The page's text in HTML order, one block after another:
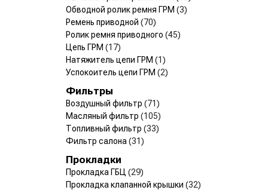
Обводной ролик ремня ГРМ (3)
Ремень приводной (70)
Ролик ремня приводного (45)
Цепь ГРМ (17)
Натяжитель цепи ГРМ (1)
Успокоитель цепи ГРМ (2)
Фильтры
Воздушный фильтр (71)
Масляный фильтр (105)
Топливный фильтр (33)
Фильтр салона (31)
Прокладки
Прокладка ГБЦ (29)
Прокладка клапанной крышки (32)